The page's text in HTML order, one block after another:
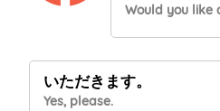
Would you like
いただきます。
Yes, please.